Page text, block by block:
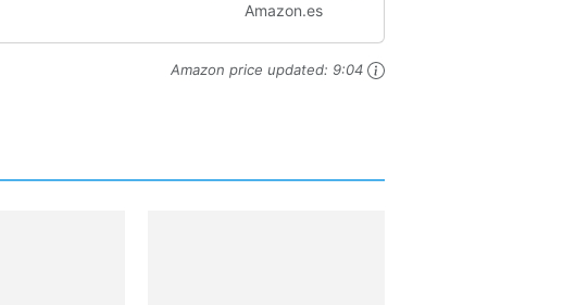
Amazon.es
Amazon price updated: 9:04